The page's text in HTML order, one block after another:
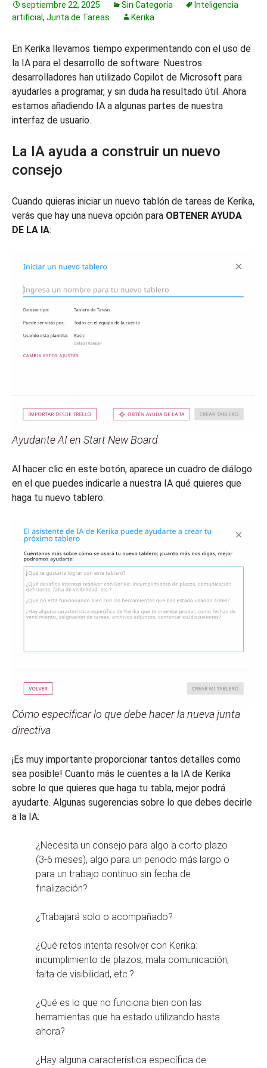
septiembre 22, 2025 Sin Categoría
Inteligencia
artificial , Junta de Tareas Kerika
En Kerika llevamos tiempo experimentando con el uso de
la IA para el desarrollo de software: Nuestros
desarrolladores han utilizado Copilot de Microsoft para
ayudarles a programar, y sin duda ha resultado útil. Ahora
estamos añadiendo IA a algunas partes de nuestra
interfaz de usuario.
La IA ayuda a construir un nuevo
consejo
Cuando quieras iniciar un nuevo tablón de tareas de Kerika,
verás que hay una nueva opción para OBTENER AYUDA
DE LA IA:
Ayudante AI en Start New Board
Al hacer clic en este botón, aparece un cuadro de diálogo
en el que puedes indicarle a nuestra IA qué quieres que
haga tu nuevo tablero:
Cómo especificar lo que debe hacer la nueva junta
directiva
¡Es muy importante proporcionar tantos detalles como
sea posible! Cuanto más le cuentes a la IA de Kerika
sobre lo que quieres que haga tu tabla, mejor podrá
ayudarte. Algunas sugerencias sobre lo que debes decirle
a la IA:
¿Necesita un consejo para algo a corto plazo
(3-6 meses), algo para un periodo más largo o
para un trabajo continuo sin fecha de
finalización?
¿Trabajará solo o acompañado?
¿Qué retos intenta resolver con Kerika:
incumplimiento de plazos, mala comunicación,
falta de visibilidad, etc.?
¿Qué es lo que no funciona bien con las
herramientas que ha estado utilizando hasta
ahora?
¿Hay alguna característica específica de